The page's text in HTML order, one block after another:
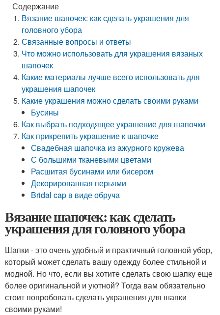
Содержание
Вязание шапочек: как сделать украшения для
головного убора
Связанные вопросы и ответы
Что можно использовать для украшения вязаных
шапочек
Какие материалы лучше всего использовать для
украшения шапочек
Какие украшения можно сделать своими руками
Бусины
Как выбрать подходящее украшение для шапочки
Как прикрепить украшение к шапочке
Свадебная шапочка из ажурного кружева
С большими тканевыми цветами
Расшитая бусинами или бисером
Декорированная перьями
Bridal cap в виде обруча
Вязание шапочек: как сделать
украшения для головного убора
Шапки - это очень удобный и практичный головной убор,
который может сделать вашу одежду более стильной и
модной. Но что, если вы хотите сделать свою шапку еще
более оригинальной и уютной? Тогда вам обязательно
стоит попробовать сделать украшения для шапки
своими руками!